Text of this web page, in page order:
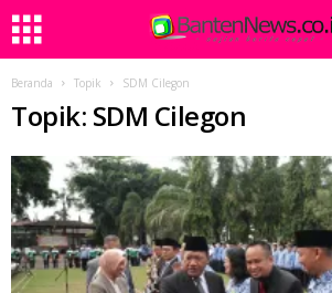
Beranda Topik SDM Cilegon
Topik: SDM Cilegon